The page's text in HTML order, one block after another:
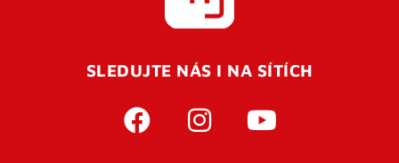
Pro úspěšné dokončení registrace je potřeba
vaší e-mailovouadresu. Po úspěšném odeslání
SLEDUJTE NÁS I NA SÍTÍCH